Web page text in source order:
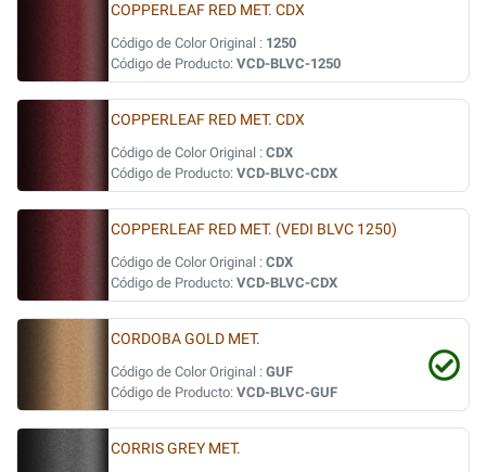
COPPERLEAF RED MET. CDX
Código de Color Original : 1250
Código de Producto: VCD-BLVC-1250
COPPERLEAF RED MET. CDX
Código de Color Original : CDX
Código de Producto: VCD-BLVC-CDX
COPPERLEAF RED MET. (VEDI BLVC 1250)
Código de Color Original : CDX
Código de Producto: VCD-BLVC-CDX
CORDOBA GOLD MET.
Código de Color Original : GUF
Código de Producto: VCD-BLVC-GUF
CORRIS GREY MET.